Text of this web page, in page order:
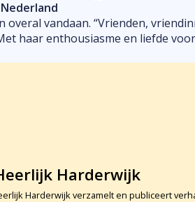
overal vandaan. “Vrienden,
haar enthousiasme en liefde
Harderwijk
Harderwijk verzamelt en publiceert